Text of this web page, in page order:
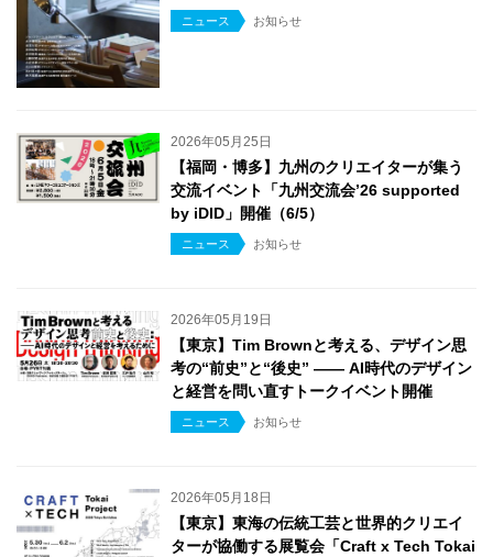
ニュース お知らせ
2026年05月25日
【福岡・博多】九州のクリエイターが集う
交流イベント「九州交流会’26 supported
by iDID」開催（6/5）
ニュース お知らせ
2026年05月19日
【東京】Tim Brownと考える、デザイン思
考の“前史”と“後史” ―― AI時代のデザイン
と経営を問い直すトークイベント開催
ニュース お知らせ
2026年05月18日
【東京】東海の伝統工芸と世界的クリエイ
ターが協働する展覧会「Craft x Tech Tokai